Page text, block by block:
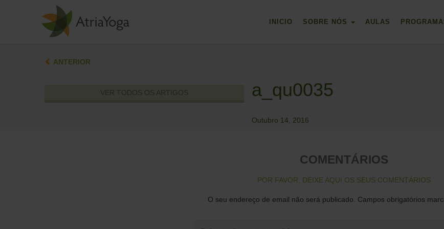
INICIO SOBRE NÓS AULAS
ANTERIOR
VER TODOS OS ARTIGOS a_qu0035
Outubro 14, 2016
COMENTÁRIOS
POR FAVOR, DEIXE AQUI OS SEUS COMENTÁRIOS
O seu endereço de email não será publicado. Campos obrigatórios